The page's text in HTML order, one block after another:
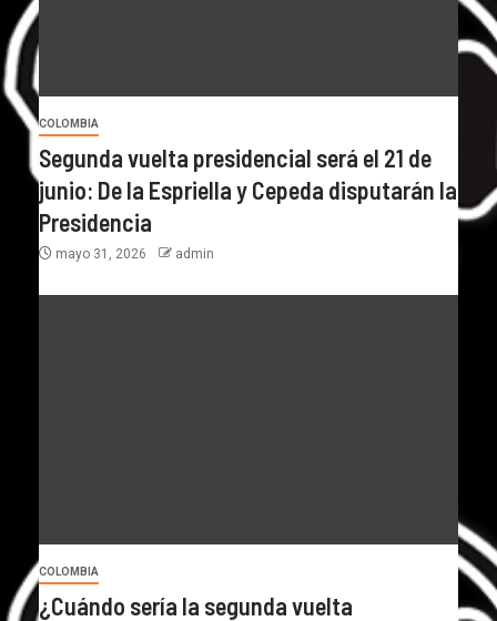
COLOMBIA
Segunda vuelta presidencial será el 21 de
junio: De la Espriella y Cepeda disputarán la
Presidencia
mayo 31, 2026 admin
COLOMBIA
¿Cuándo sería la segunda vuelta